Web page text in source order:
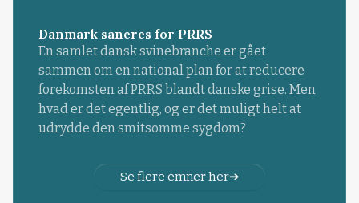
Danmark saneres for PRRS
En samlet dansk svinebranche er gået
sammen om en national plan for at reducere
forekomsten af PRRS blandt danske grise. Men
hvad er det egentlig, og er det muligt helt at
udrydde den smitsomme sygdom?
Se flere emner her